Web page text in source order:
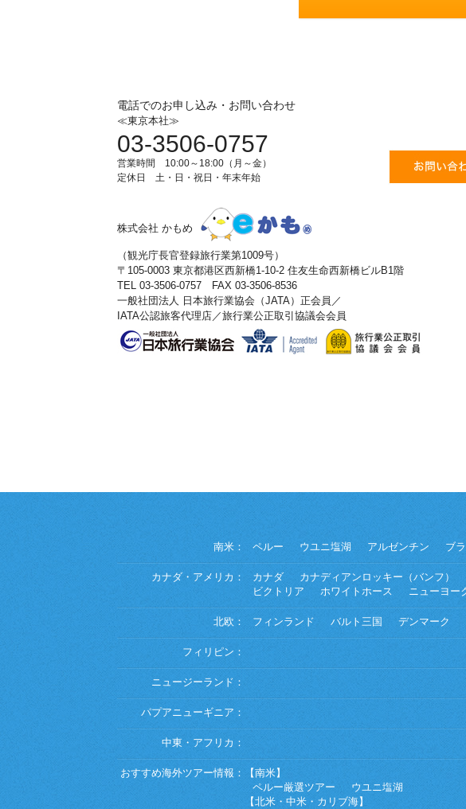
電話でのお申し込み・お問い合わせ
≪東京本社≫
03-3506-0757
営業時間 10:00～18:00（月～金）
定休日 土・日・祝日・年末年始
株式会社 かもめ
（観光庁長官登録旅行業第1009号）
〒105-0003 東京都港区西新橋1-10-2 住友生命西新橋ビルB1階
TEL 03-3506-0757 FAX 03-3506-8536
一般社団法人 日本旅行業協会（JATA）正会員／
IATA公認旅客代理店／旅行業公正取引協議会会員
南米： ペルー ウユニ塩湖 アルゼンチン ブ
カナダ・アメリカ： カナダ カナディアンロッキー（バンフ）
ビクトリア
ホワイトホース ニューヨー
北欧： フィンランド バルト三国 デンマーク
フィリピン：
ニュージーランド：
パプアニューギニア：
中東・アフリカ：
おすすめ海外ツアー情報：
【南米】
ペルー厳選ツアー
ウユニ塩湖
【北米・中米・カリブ海】